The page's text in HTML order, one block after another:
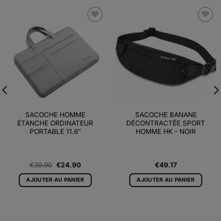
à la liste
d’envies
SACOCHE HOMME
ÉTANCHE ORDINATEUR
PORTABLE 11.6″
€39.90 Le
initial
était :
€39.90.
€24.90Le
actuel
est :
€24.90.
AJOUTER AU PANIER
d’envies
SACOCHE BANANE
DÉCONTRACTÉE SPORT
HOMME HK - NOIR
€49.17
AJOUTER AU PANIER